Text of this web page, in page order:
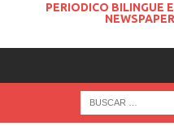
PERIODICO BILINGUE